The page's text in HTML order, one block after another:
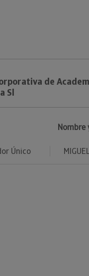
de
Sl
Nombre
Único